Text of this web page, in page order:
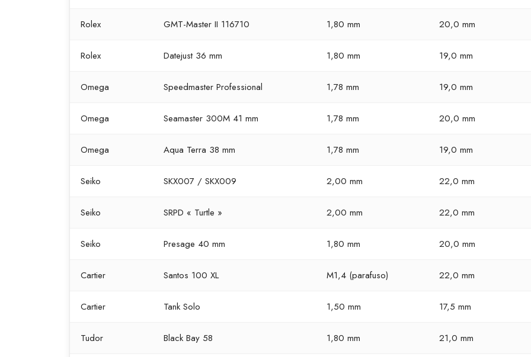
Rolex GMT-Master II 116710 1,80 mm 20,0 mm
Rolex Datejust 36 mm 1,80 mm 19,0 mm
Omega Speedmaster Professional 1,78 mm 19,0 mm
Omega Seamaster 300M 41 mm 1,78 mm 20,0 mm
Omega Aqua Terra 38 mm 1,78 mm 19,0 mm
Seiko SKX007 / SKX009 2,00 mm 22,0 mm
Seiko SRPD « Turtle » 2,00 mm 22,0 mm
Seiko Presage 40 mm 1,80 mm 20,0 mm
Cartier Santos 100 XL M1,4 (parafuso) 22,0 mm
Cartier Tank Solo 1,50 mm 17,5 mm
Tudor Black Bay 58 1,80 mm 21,0 mm